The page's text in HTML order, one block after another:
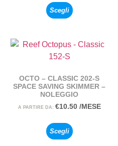
Scegli
OCTO – CLASSIC 202-S
SPACE SAVING SKIMMER –
NOLEGGIO
A PARTIRE DA: €10.50 /MESE
Scegli